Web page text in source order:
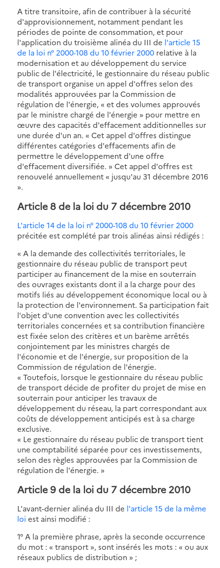
A titre transitoire, afin de contribuer à la sécurité
d'approvisionnement, notamment pendant les
périodes de pointe de consommation, et pour
l'application du troisième alinéa du III de l'article 15
de la loi n° 2000-108 du 10 février 2000 relative à la
modernisation et au développement du service
public de l'électricité, le gestionnaire du réseau public
de transport organise un appel d'offres selon des
modalités approuvées par la Commission de
régulation de l'énergie, « et des volumes approuvés
par le ministre chargé de l'énergie » pour mettre en
œuvre des capacités d'effacement additionnelles sur
une durée d'un an. « Cet appel d'offres distingue
différentes catégories d'effacements afin de
permettre le développement d'une offre
d'effacement diversifiée. » Cet appel d'offres est
renouvelé annuellement « jusqu'au 31 décembre 2016
».
Article 8 de la loi du 7 décembre 2010
L'article 14 de la loi n° 2000-108 du 10 février 2000
précitée est complété par trois alinéas ainsi rédigés :
« A la demande des collectivités territoriales, le
gestionnaire du réseau public de transport peut
participer au financement de la mise en souterrain
des ouvrages existants dont il a la charge pour des
motifs liés au développement économique local ou à
la protection de l'environnement. Sa participation fait
l'objet d'une convention avec les collectivités
territoriales concernées et sa contribution financière
est fixée selon des critères et un barème arrêtés
conjointement par les ministres chargés de
l'économie et de l'énergie, sur proposition de la
Commission de régulation de l'énergie.
« Toutefois, lorsque le gestionnaire du réseau public
de transport décide de profiter du projet de mise en
souterrain pour anticiper les travaux de
développement du réseau, la part correspondant aux
coûts de développement anticipés est à sa charge
exclusive.
« Le gestionnaire du réseau public de transport tient
une comptabilité séparée pour ces investissements,
selon des règles approuvées par la Commission de
régulation de l'énergie. »
Article 9 de la loi du 7 décembre 2010
L'avant-dernier alinéa du III de l'article 15 de la même
loi est ainsi modifié :
1° A la première phrase, après la seconde occurrence
du mot : « transport », sont insérés les mots : « ou aux
réseaux publics de distribution » ;